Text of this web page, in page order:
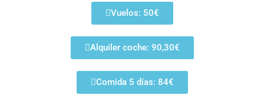
Vuelos: 50€
Alquiler coche: 90,30€
Comida 5 días: 84€